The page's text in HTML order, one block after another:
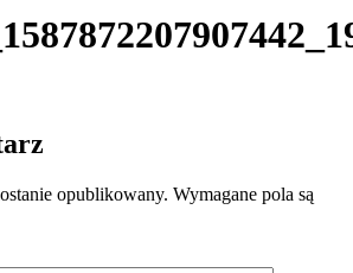
opublikowany. Wymagane pola są